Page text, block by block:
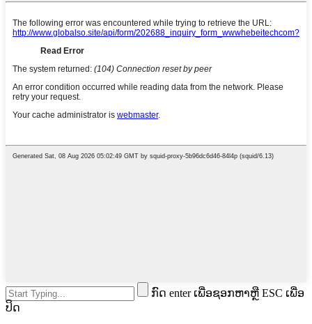
ກົດ enter ເພື່ອຊອກຫາຫຼື ESC ເພື່ອ
ປິດ